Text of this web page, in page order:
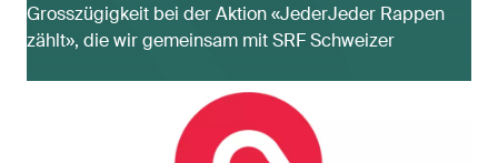
Grosszügigkeit bei der Aktion «JederJeder Rappen
zählt», die wir gemeinsam mit SRF Schweizer